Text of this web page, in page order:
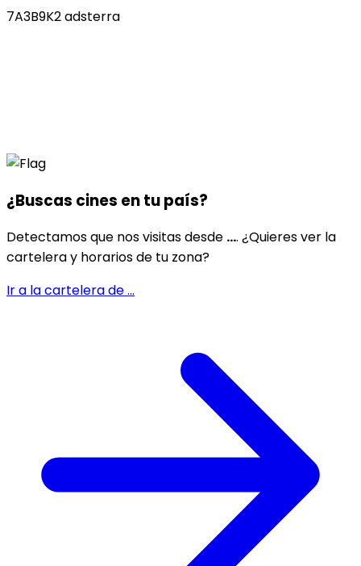
7A3B9K2 adsterra
¿Buscas cines entu país?
Detectamos que nos visitas desde .... ¿Quieres ver la
cartelera y horarios de tu zona?
Ir a la cartelera de...